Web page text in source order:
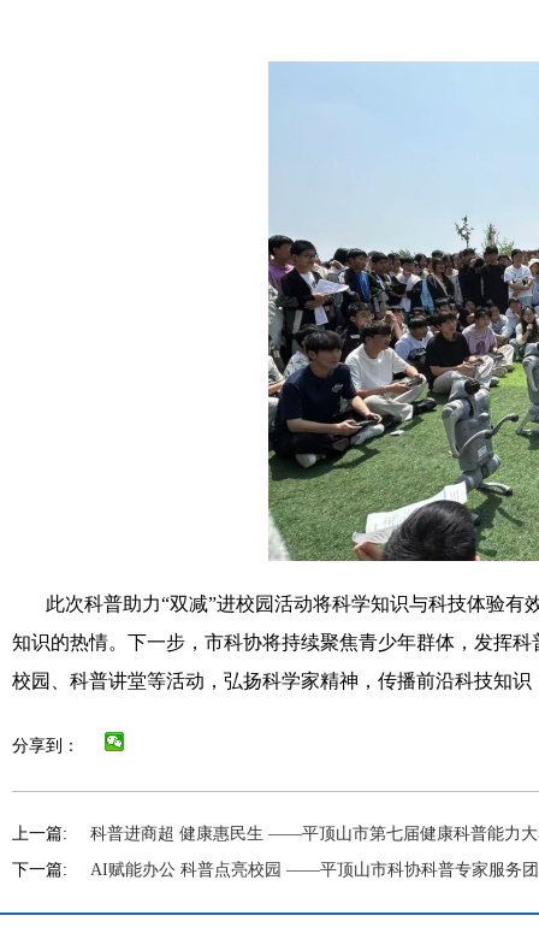
此次科普助力“双减”进校园活动将科学知识与科技体验
知识的热情。下一步，市科协将持续聚焦青少年群体，发挥
校园、科普讲堂等活动，弘扬科学家精神，传播前沿科技知
分享到：
上一篇:
科普进商超 健康惠民生 ——平顶山市第七届健康科普能力
下一篇:
AI赋能办公 科普点亮校园 ——平顶山市科协科普专家服务